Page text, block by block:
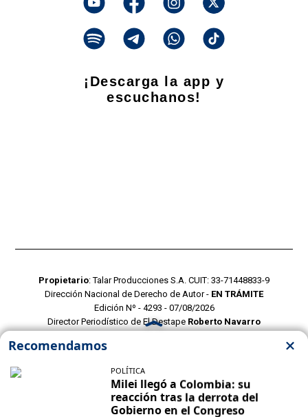
¡Descarga la app y
escuchanos!
Propietario: Talar Producciones S.A. CUIT: 33-71448833-9
Dirección Nacional de Derecho de Autor - EN TRÁMITE
Edición Nº - 4293 - 07/08/2026
Director Periodístico de El Destape Roberto Navarro
POLITICAS DE PRIVACIDAD
CONTACTO COMERCIAL
CONTACTO EDITORIAL